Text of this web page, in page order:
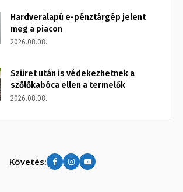
Hardveralapú e-pénztárgép jelent
meg a piacon
2026.08.08.
Szüret után is védekezhetnek a
szőlőkabóca ellen a termelők
2026.08.08.
Követés: